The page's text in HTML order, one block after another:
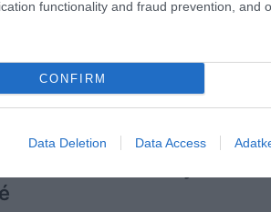
functionality and fraud prevention, and
CONFIRM
Data Deletion Data Access